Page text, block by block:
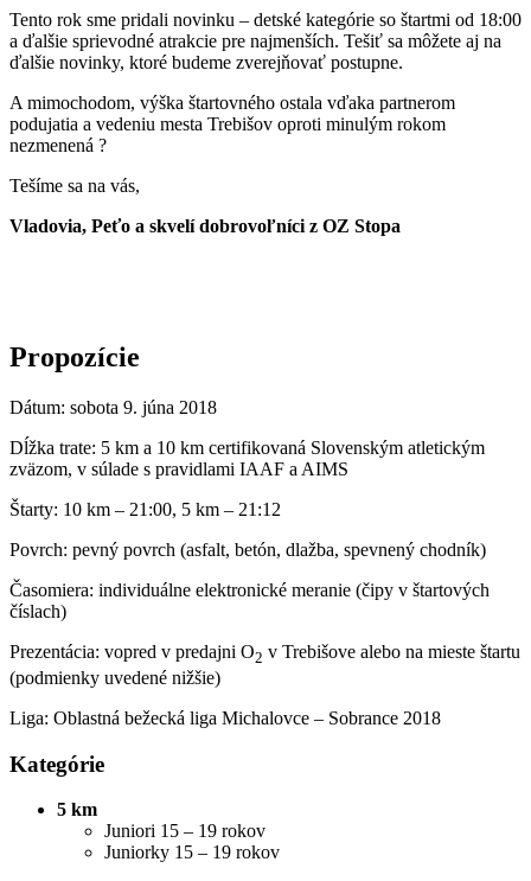
Tento rok sme pridali novinku – detské kategórie so štartmi od 18:00
a ďalšie sprievodné atrakcie pre najmenších. Tešiť sa môžete aj na
ďalšie novinky, ktoré budeme zverejňovať postupne.
A mimochodom, výška štartovného ostala vďaka partnerom
podujatia a vedeniu mesta Trebišov oproti minulým rokom
nezmenená ?
Tešíme sa na vás,
Vladovia, Peťo a skvelí dobrovoľníci z OZ Stopa
Propozície
Dátum: sobota 9. júna 2018
Dĺžka trate: 5 km a 10 km certifikovaná Slovenským atletickým
zväzom, v súlade s pravidlami IAAF a AIMS
Štarty: 10 km – 21:00, 5 km – 21:12
Povrch: pevný povrch (asfalt, betón, dlažba, spevnený chodník)
Časomiera: individuálne elektronické meranie (čipy v štartových
číslach)
Prezentácia: vopred v predajni O2 v Trebišove alebo na mieste štartu
(podmienky uvedené nižšie)
Liga: Oblastná bežecká liga Michalovce – Sobrance 2018
Kategórie
5 km
Juniori 15 – 19 rokov
Juniorky 15 – 19 rokov